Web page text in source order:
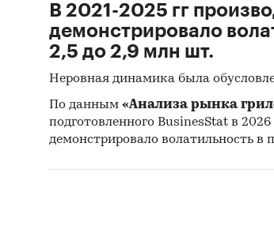
В 2021-2025 гг
демонстрировало
2,5 до 2,9 млн шт.
Неровная динамика была
По данным «Анализа рынка
подготовленного BusinesStat в 2026
демонстрировало волатильность в